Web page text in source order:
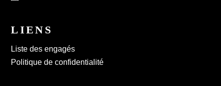
LIENS
Liste des engagés
Politique de confidentialité